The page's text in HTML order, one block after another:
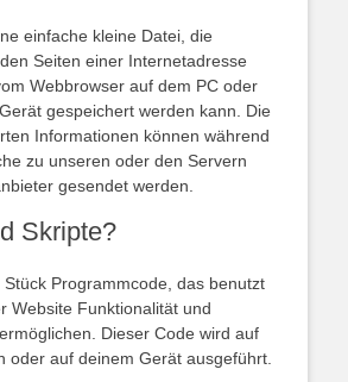
einfache kleine Datei, die
Seiten einer Internetadresse
Webbrowser auf dem PC oder
gespeichert werden kann. Die
Informationen können während
zu unseren oder den Servern
gesendet werden.
Skripte?
Stück Programmcode, das benutzt
Website Funktionalität und
Dieser Code wird auf
oder auf deinem Gerät ausgeführt.